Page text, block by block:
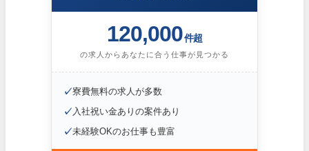
120,000件超
の求人からあなたに合う仕事が見つかる
✓寮費無料の求人が多数
✓ 入社祝い金ありの案件あり
✓未経験OKのお仕事も豊富